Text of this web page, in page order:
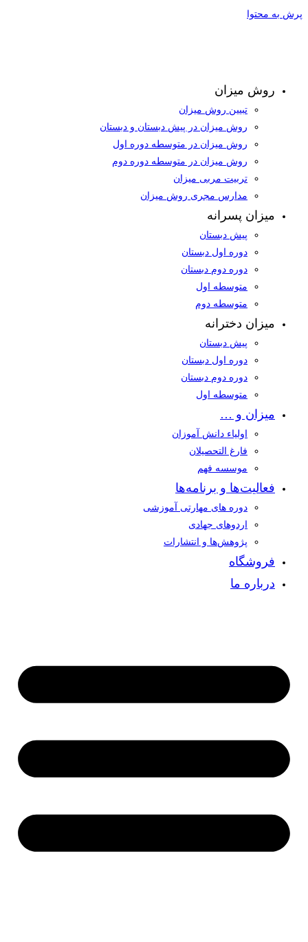
به محتوا
روش میزان
تبیین روش میزان
روش میزان در پیش دبستان و دبستان
روش میزان در متوسطه دوره اول
روش میزان در متوسطه دوره دوم
تربیت مربی میزان
مدارس مجری روش میزان
میزان پسرانه
پیش دبستان
دوره اول دبستان
دوره دوم دبستان
متوسطه اول
متوسطه دوم
میزان دخترانه
پیش دبستان
دوره اول دبستان
دوره دوم دبستان
متوسطه اول
میزان و …
اولیاء دانش آموزان
فارغ‌ التحصیلان
موسسه فهم
فعالیت‌ها و برنامه‌ها
دوره های مهارتی آموزشی
اردوهای جهادی
پژوهش‌ها و انتشارات
فروشگاه
درباره ما